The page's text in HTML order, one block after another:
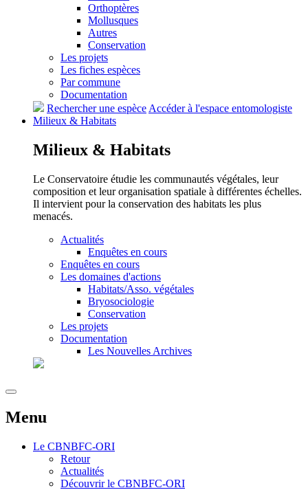
Orthoptères
Mollusques
Autres
Conservation
Les projets
Les fiches espèces
Par commune
Documentation
Rechercher une espèce Accéder à l'espace entomologiste
Milieux & Habitats
Milieux & Habitats
Le Conservatoire étudie les communautés végétales, leur
composition et leur organisation spatiale à différentes échelles.
Il intervient pour la conservation des habitats les plus
menacés.
Actualités
Enquêtes en cours
Enquêtes en cours
Les domaines d'actions
Habitats/Asso. végétales
Bryosociologie
Conservation
Les projets
Documentation
Les Nouvelles Archives
Menu
Le CBNBFC-ORI
Retour
Actualités
Découvrir le CBNBFC-ORI